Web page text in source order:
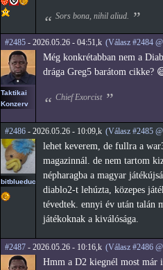
Sors bona, nihil aliud.
#2485 - 2026.05.26 - 04:51,k (Válasz #2484
Taktikai
Konzerv
Még konkrétabban nem a
drága Greg5 barátom cikke?
Chief Exorcist
#2486 - 2026.05.26 - 10:09,k (Válasz #2485
bitblueduck
lehet keverem, de fullra a
magazinnál. de nem tartom
népharagba a magyar
diablo2-t lehúzta, közepes
tévedtek. ennyi év után talán
játékoknak a kiválósága.
#2487 - 2026.05.26 - 10:16,k (Válasz #2486
Hmm a D2 kiegnél most már